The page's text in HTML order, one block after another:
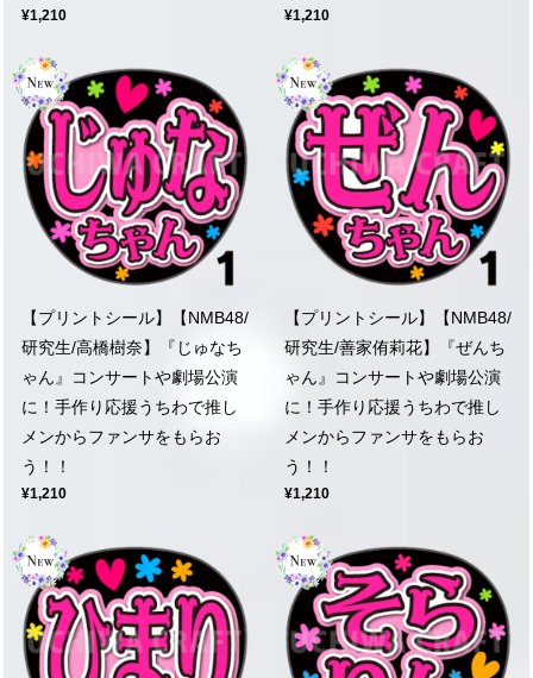
¥1,210 ¥1,210
【プリントシール】【NMB48/
研究生/高橋樹奈】『じゅなち
ゃん』コンサートや劇場公演
に！手作り応援うちわで推し
メンからファンサをもらお
う！！
¥1,210
【プリントシール】【NMB48/
研究生/善家侑莉花】『ぜんち
ゃん』コンサートや劇場公演
に！手作り応援うちわで推し
メンからファンサをもらお
う！！
¥1,210